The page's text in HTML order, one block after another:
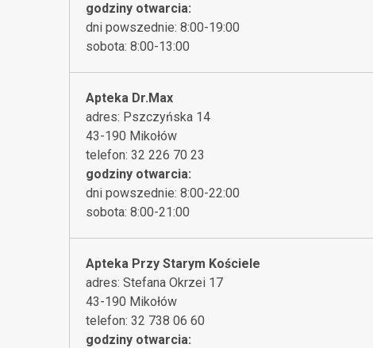
godziny otwarcia:
dni powszednie: 8:00-19:00
sobota: 8:00-13:00
Apteka Dr.Max
adres: Pszczyńska 14
43-190 Mikołów
telefon: 32 226 70 23
godziny otwarcia:
dni powszednie: 8:00-22:00
sobota: 8:00-21:00
Apteka Przy Starym Kościele
adres: Stefana Okrzei 17
43-190 Mikołów
telefon: 32 738 06 60
godziny otwarcia: